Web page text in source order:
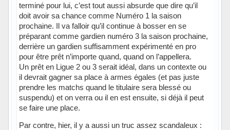
terminé pour lui, c’est tout aussi absurde que dire qu’il
doit avoir sa chance comme Numéro 1 la saison
prochaine. Il va falloir qu’il continue à bosser en se
préparant comme gardien numéro 3 la saison prochaine,
derrière un gardien suffisamment expérimenté en pro
pour être prêt n’importe quand, quand on l’appellera.
Un prêt en Ligue 2 ou 3 serait idéal, dans un contexte ou
il devrait gagner sa place à armes égales (et pas juste
prendre les matchs quand le titulaire sera blessé ou
suspendu) et on verra ou il en est ensuite, si déjà il peut
se faire une place.
Par contre, hier, il y a aussi un truc assez scandaleux :